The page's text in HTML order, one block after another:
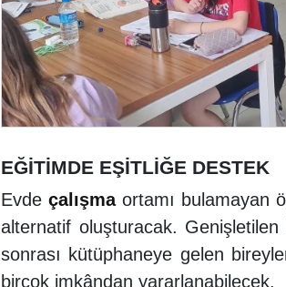
EĞİTİMDE EŞİTLİĞE DESTEK
Evde çalışmaortamı bulamayan
alternatif oluşturacak.
sonrası kütüphaneye gelen
birçok imkândan yararlanabilecek.